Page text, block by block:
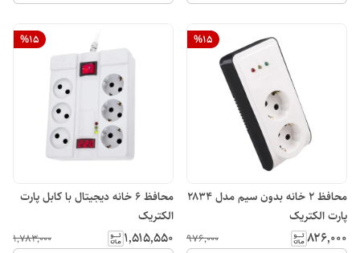
%15
محافظ 2 خانه بدون سیم مدل ۲۸۳۴
پارت الکتریک
۸۲۶٬۰۰۰ ۹۷۶٬۰۰۰
%15
محافظ 6 خانه دیجیتال با کابل پارت
الکتریک
۱٬۵۱۵٬۵۵۰ ۱٬۷۸۳٬۰۰۰